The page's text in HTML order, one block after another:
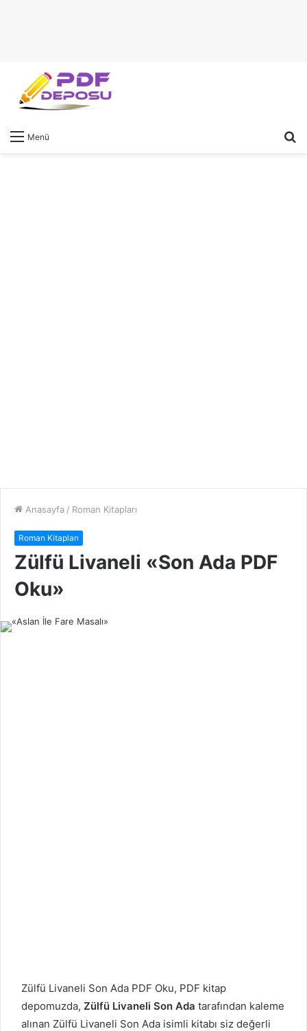
Menü
Anasayfa / Roman Kitapları
Roman Kitapları
Zülfü Livaneli «Son Ada PDF
Oku»
Zülfü Livaneli Son Ada PDF Oku, PDF kitap
depomuzda, Zülfü Livaneli Son Ada tarafından kaleme
alınan Zülfü Livaneli Son Ada isimli kitabı siz değerli